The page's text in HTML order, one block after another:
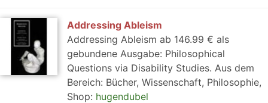
Addressing Ableism
Addressing Ableism ab 146.99 € als
gebundene Ausgabe: Philosophical
Questions via Disability Studies. Aus dem
Bereich: Bücher, Wissenschaft, Philosophie,
Shop: hugendubel